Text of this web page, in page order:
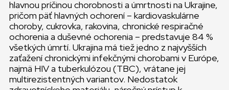
hlavnou príčinou chorobnosti a úmrtnosti na Ukrajine,
pričom päť hlavných ochorení – kardiovaskulárne
choroby, cukrovka, rakovina, chronické respiračné
ochorenia a duševné ochorenia – predstavuje 84 %
všetkých úmrtí. Ukrajina má tiež jedno z najvyšších
zaťažení chronickými infekčnými chorobami v Európe,
najmä HIV a tuberkulózou (TBC), vrátane jej
multirezistentných variantov. Nedostatok